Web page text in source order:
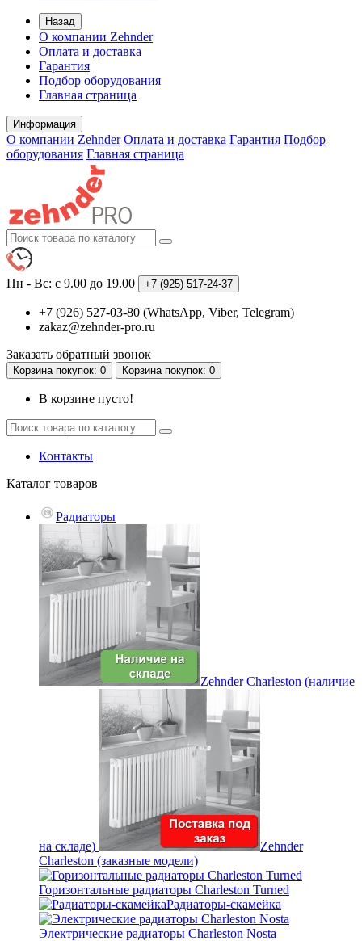
Назад
О компании Zehnder
Оплата и доставка
Гарантия
Подбор оборудования
Главная страница
Информация
О компании Zehnder Оплата и доставка Гарантия Подбор
оборудования Главная страница
Пн - Вс: с 9.00 до 19.00 +7 (925) 517-24-37
+7 (926) 527-03-80 (WhatsApp, Viber, Telegram)
zakaz@zehnder-pro.ru
Заказать обратный звонок
Корзинапокупок: 0 Корзинапокупок: 0
В корзине пусто!
Контакты
Каталог товаров
Радиаторы
Zehnder Charleston (наличие
на складе)
Zehnder
Charleston (заказные модели)
Горизонтальные радиаторы Charleston Turned
Радиаторы-скамейка
Электрические радиаторы Charleston Nosta